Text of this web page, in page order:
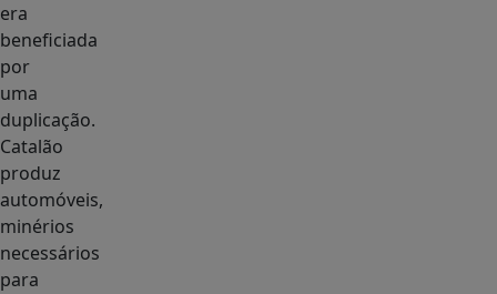
era
beneficiada
por
uma
duplicação.
Catalão
produz
automóveis,
minérios
necessários
para